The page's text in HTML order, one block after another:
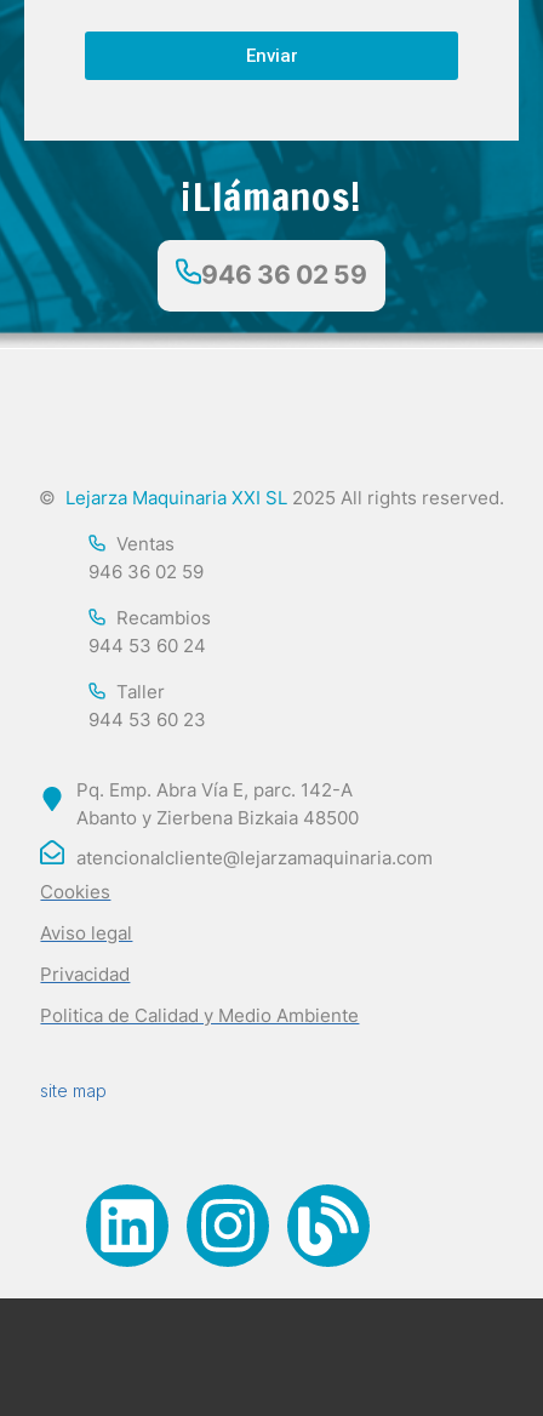
Enviar
¡Llámanos!
946 36 02 59
© Lejarza Maquinaria XXI SL 2025 All rights reserved.
Ventas
946 36 02 59
Recambios
944 53 60 24
Taller
944 53 60 23
Pq. Emp. Abra Vía E, parc. 142-A
Abanto y Zierbena Bizkaia 48500
atencionalcliente@lejarzamaquinaria.com
Cookies
Aviso legal
Privacidad
Politica de Calidad y Medio Ambiente
site map